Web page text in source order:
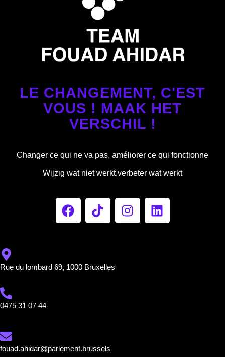
LE CHANGEMENT, C'EST
VOUS ! MAAK HET
VERSCHIL !
Changer ce qui ne va pas, améliorer ce qui fonctionne
Wijzig wat niet werkt,verbeter wat werkt
Rue du lombard 69, 1000 Bruxelles
0475 31 07 44
fouad.ahidar@parlement.brussels